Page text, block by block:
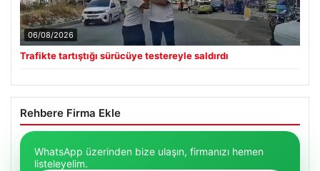
06/08/2026
Trafikte tartıştığı sürücüye testereyle saldırdı
Rehbere Firma Ekle
WhatsApp üzerinden bize ulaşın, firmanızı hemen
listeleyelim.